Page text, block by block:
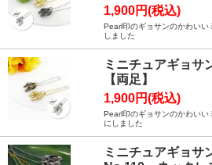
1,900円(税込)
Pearl印のギョサンのかわいい
しました
ミニチュアギョ
【両足】
1,900円(税込)
Pearl印のギョサンのかわいい
にしました
ミニチュアギョサ